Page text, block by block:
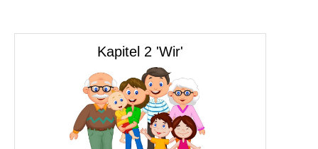
Kapitel 2 'Wir'